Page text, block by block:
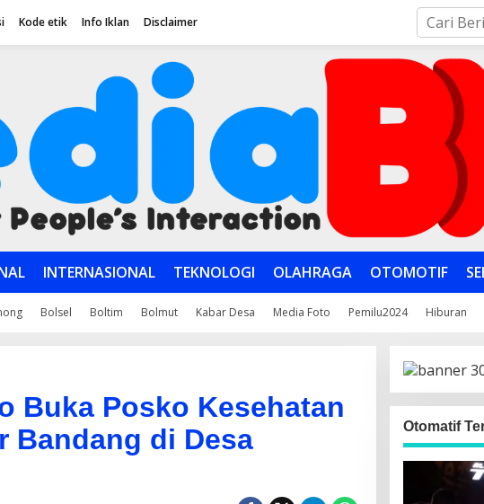
Kode etik Info Iklan Disclaimer
INTERNASIONAL TEKNOLOGI OLAHRAGA OTOMOTIF
Bolsel Boltim Bolmut Kabar Desa Media Foto Pemilu2024 Hiburan
Buka Posko Kesehatan
Bandang di Desa
Otomatif